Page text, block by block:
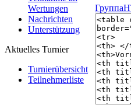
Wertungen
Nachrichten
Unterstützung
Aktuelles Turnier
Turnierübersicht
Teilnehmerliste
Группа